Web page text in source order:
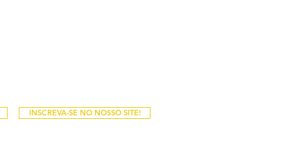
INSCREVA-SE NO NOSSO SITE!